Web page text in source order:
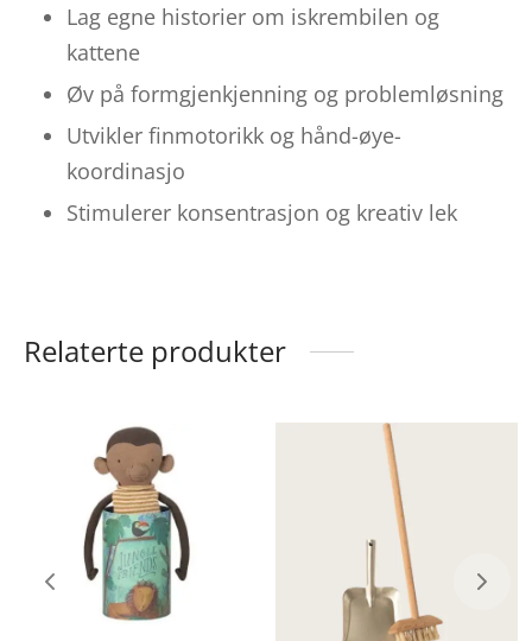
Lag egne historier om iskrembilen og
kattene
Øv på formgjenkjenning og problemløsning
Utvikler finmotorikk og hånd-øye-
koordinasjo
Stimulerer konsentrasjon og kreativ lek
Relaterte produkter